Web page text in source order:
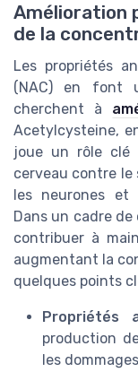
Amélioration
de la
Les propriétés
(NAC) en font
cherchent à
Acetylcysteine,
joue un rôle clé
cerveau contre
les neurones
Dans un cadre
contribuer à
augmentant la
quelques points
Propriétés
production
les